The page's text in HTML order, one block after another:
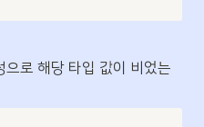
으로 해당 타입 값이 비었는